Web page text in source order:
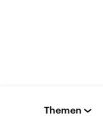
Themen